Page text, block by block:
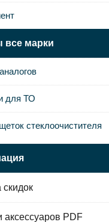
все марки
для ТО
стеклоочистителя
аксессуаров PDF